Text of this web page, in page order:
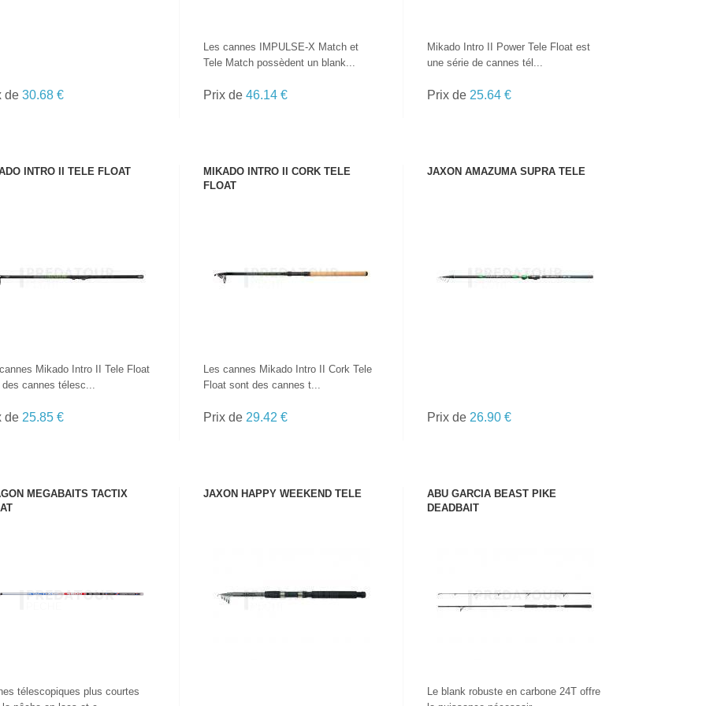
de 30.68 €
Les cannes IMPULSE-X Match et
Tele Match possèdent un blank...
Prix de 46.14 €
Mikado Intro II Power Tele Float est
une série de cannes tél...
Prix de 25.64 €
INTRO II TELE FLOAT
Mikado Intro II Tele Float
des cannes télesc...
de 25.85 €
MIKADO INTRO II CORK TELE
FLOAT
Les cannes Mikado Intro II Cork Tele
Float sont des cannes t...
Prix de 29.42 €
JAXON AMAZUMA SUPRA TELE
Prix de 26.90 €
MEGABAITS TACTIX
télescopiques plus courtes
JAXON HAPPY WEEKEND TELE
ABU GARCIA BEAST PIKE
DEADBAIT
Le blank robuste en carbone 24T offre